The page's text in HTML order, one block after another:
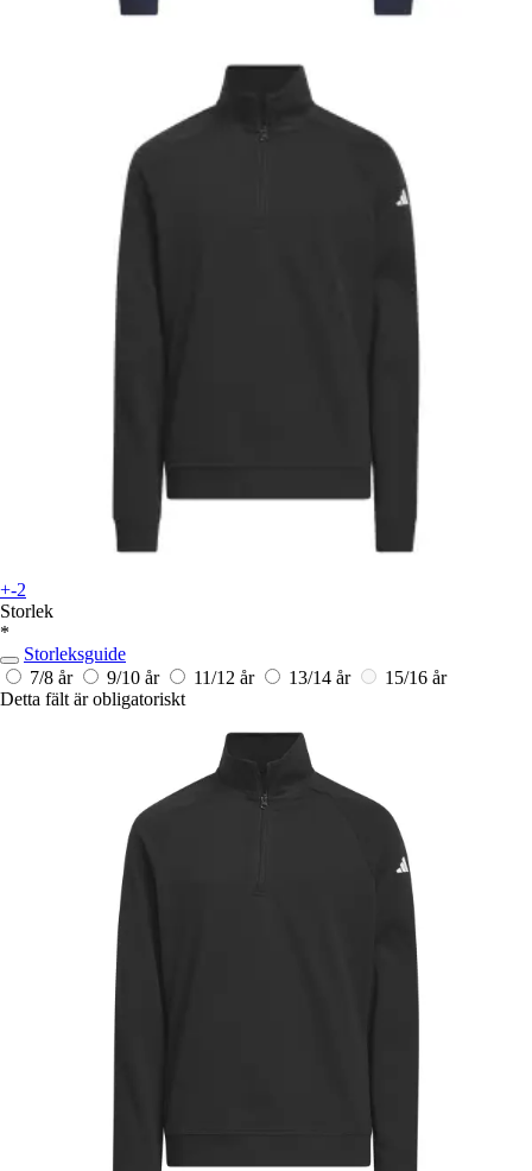
+-2
Storlek
*
Storleksguide
7/8 år
9/10 år 11/12 år 13/14 år
15/16 år
Detta fält är obligatoriskt